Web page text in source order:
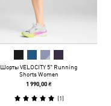
Шорты VELOCITY 5" Running
Shorts Women
1 990,00 ₴
(1)